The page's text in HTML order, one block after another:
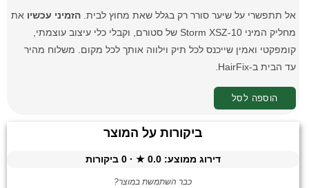
אל תתפשרי על שיער סורר רק בגלל שאת מחוץ לבית.הזמיני עכשיו את
מחליק המיני Storm XSZ-10 של סטורם, וקבלי כלי עיצוב עוצמתי,
קומפקטי ואמין שייכנס לכל תיק וילווה אותך לכל מקום. משלוח מהיר
עד הבית ב-HairFix.
הוספה לסל
ביקורות על המוצר
דירוג ממוצע:0.0
★ ·
0 ביקורות
כבר השתמשת במוצר?